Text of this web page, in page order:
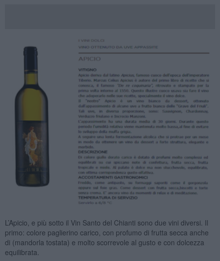
L’Apicio, e più sotto il Vin Santo del Chianti sono due vini diversi. Il
primo: colore paglierino carico, con profumo di frutta secca anche
di (mandorla tostata) e molto scorrevole al gusto e con dolcezza
equilibrata.